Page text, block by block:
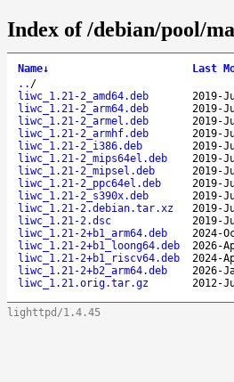
Index of /debian/pool/
Name↓ Last
.. /
liwc_1.21-2_amd64.deb
2019-
liwc_1.21-2_arm64.deb
2019-
liwc_1.21-2_armel.deb
2019-
liwc_1.21-2_armhf.deb
2019-
liwc_1.21-2_i386.deb
2019-
liwc_1.21-2_mips64el.deb
2019-
liwc_1.21-2_mipsel.deb
2019-
liwc_1.21-2_ppc64el.deb
2019-
liwc_1.21-2_s390x.deb
2019-
liwc_1.21-2.debian.tar.xz
2019-
liwc_1.21-2.dsc
2019-
liwc_1.21-2+b1_arm64.deb
2024-
liwc_1.21-2+b1_loong64.deb
2026-
liwc_1.21-2+b1_riscv64.deb
2024-
liwc_1.21-2+b2_arm64.deb
2026-
liwc_1.21.orig.tar.gz
2012-
lighttpd/1.4.45